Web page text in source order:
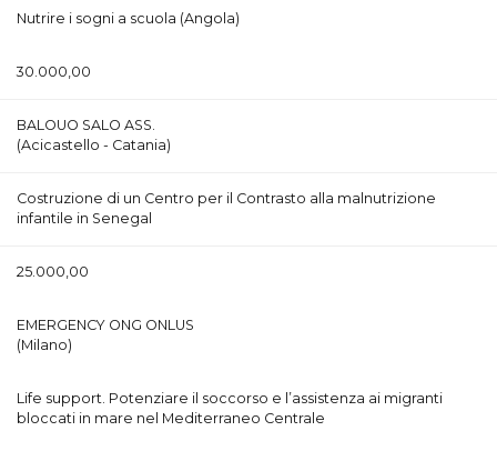
Nutrire i sogni a scuola (Angola)
30.000,00
BALOUO SALO ASS.
(Acicastello - Catania)
Costruzione di un Centro per il Contrasto alla malnutrizione
infantile in Senegal
25.000,00
EMERGENCY ONG ONLUS
(Milano)
Life support. Potenziare il soccorso e l’assistenza ai migranti
bloccati in mare nel Mediterraneo Centrale